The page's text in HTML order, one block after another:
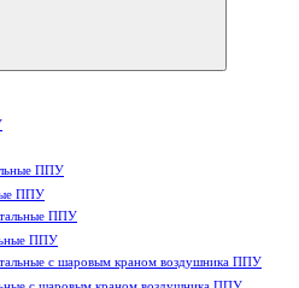
ППУ
ППУ